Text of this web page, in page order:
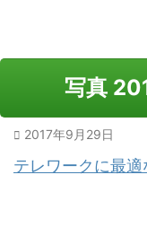
写真
2017年9月29日
テレワークに最